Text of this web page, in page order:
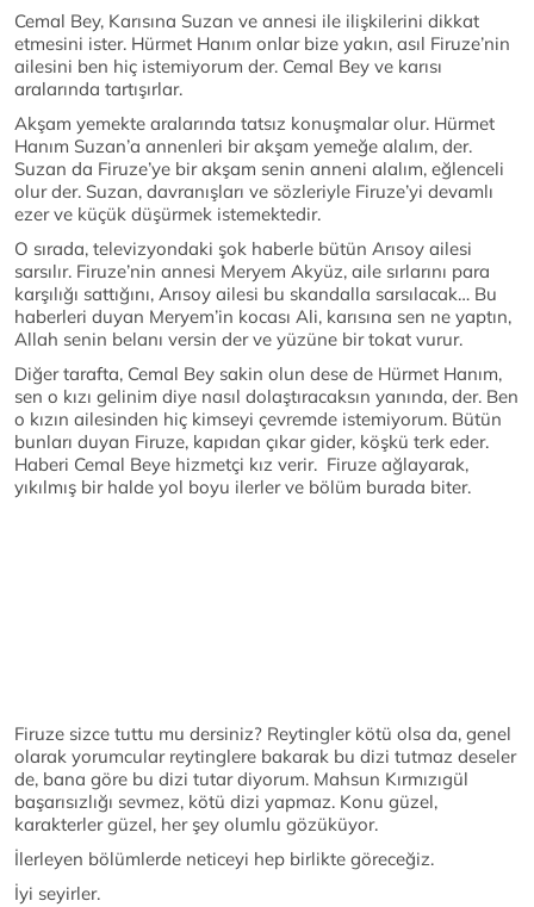
Cemal Bey, Karısına Suzan ve annesi ile ilişkilerini dikkat
etmesini ister. Hürmet Hanım onlar bize yakın, asıl Firuze’nin
ailesini ben hiç istemiyorum der. Cemal Bey ve karısı
aralarında tartışırlar.
Akşam yemekte aralarında tatsız konuşmalar olur. Hürmet
Hanım Suzan’a annenleri bir akşam yemeğe alalım, der.
Suzan da Firuze’ye bir akşam senin anneni alalım, eğlenceli
olur der. Suzan, davranışları ve sözleriyle Firuze’yi devamlı
ezer ve küçük düşürmek istemektedir.
O sırada, televizyondaki şok haberle bütün Arısoy ailesi
sarsılır. Firuze’nin annesi Meryem Akyüz, aile sırlarını para
karşılığı sattığını, Arısoy ailesi bu skandalla sarsılacak… Bu
haberleri duyan Meryem’in kocası Ali, karısına sen ne yaptın,
Allah senin belanı versin der ve yüzüne bir tokat vurur.
Diğer tarafta, Cemal Bey sakin olun dese de Hürmet Hanım,
sen o kızı gelinim diye nasıl dolaştıracaksın yanında, der. Ben
o kızın ailesinden hiç kimseyi çevremde istemiyorum. Bütün
bunları duyan Firuze, kapıdan çıkar gider, köşkü terk eder.
Haberi Cemal Beye hizmetçi kız verir. Firuze ağlayarak,
yıkılmış bir halde yol boyu ilerler ve bölüm burada biter.
Firuze sizce tuttu mu dersiniz? Reytingler kötü olsa da, genel
olarak yorumcular reytinglere bakarak bu dizi tutmaz deseler
de, bana göre bu dizi tutar diyorum. Mahsun Kırmızıgül
başarısızlığı sevmez, kötü dizi yapmaz. Konu güzel,
karakterler güzel, her şey olumlu gözüküyor.
İlerleyen bölümlerde neticeyi hep birlikte göreceğiz.
İyi seyirler.